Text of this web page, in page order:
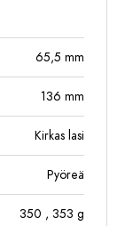
65,5 mm
136 mm
Kirkas lasi
Pyöreä
350 , 353 g